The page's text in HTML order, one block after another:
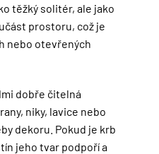
těžký solitér, ale jako
prostoru, což je
nebo otevřených
dobře čitelná
niky, lavice nebo
dekoru. Pokud je krb
jeho tvar podpoří a